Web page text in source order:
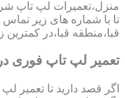
منزل،تعمیرات لپ تاپ
تا با شماره های زیر تماس
قبا،منطقه قبا،در
تعمیر لپ تاپ فوری
اگر قصد دارید تا تعمیر